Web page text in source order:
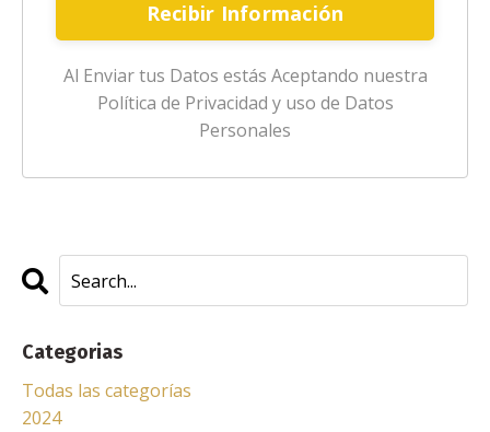
Recibir Información
Al Enviar tus Datos estás Aceptando nuestra
Política de Privacidad y uso de Datos
Personales
Categorias
Todas las categorías
2024